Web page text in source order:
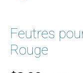
Feutres
Rouge